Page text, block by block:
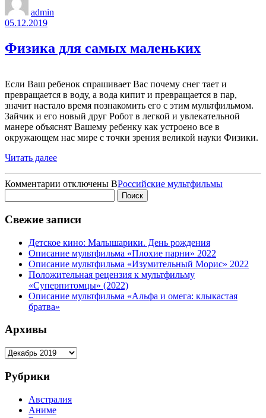
admin
05.12.2019
Физика для самых маленьких
Если Ваш ребенок спрашивает Вас почему снег тает и
превращается в воду, а вода кипит и превращается в пар,
значит настало время познакомить его с этим мультфильмом.
Зайчик и его новый друг Робот в легкой и увлекательной
манере объяснят Вашему ребенку как устроено все в
окружающем нас мире с точки зрения великой науки Физики.
Читать далее
Комментарии к
Физика
самых
отключены ВРоссийские мультфильмы
Свежие записи
Детское кино: Малышарики. День рождения
Описание мультфильма «Плохие парни» 2022
Описание мультфильма «Изумительный Морис» 2022
Положительная рецензия к мультфильму
«Суперпитомцы» (2022)
Описание мультфильма «Альфа и омега: клыкастая
братва»
Архивы
Архивы
Рубрики
Австралия
Аниме